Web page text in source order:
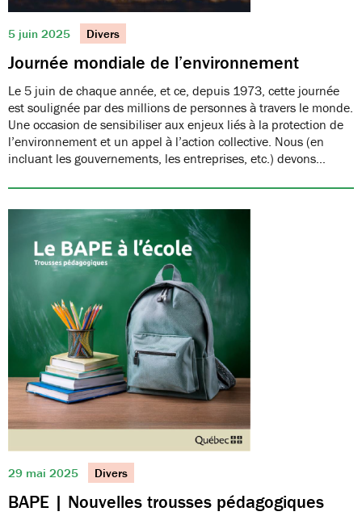
5 juin 2025 Divers
Journée mondiale de l’environnement
Le 5 juin de chaque année, et ce, depuis 1973, cette journée
est soulignée par des millions de personnes à travers le monde.
Une occasion de sensibiliser aux enjeux liés à la protection de
l’environnement et un appel à l’action collective. Nous (en
incluant les gouvernements, les entreprises, etc.) devons…
29 mai 2025 Divers
BAPE | Nouvelles trousses pédagogiques